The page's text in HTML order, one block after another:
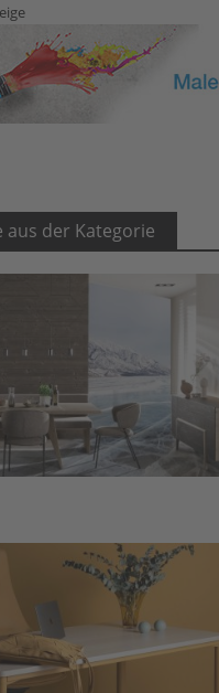
der Kategorie